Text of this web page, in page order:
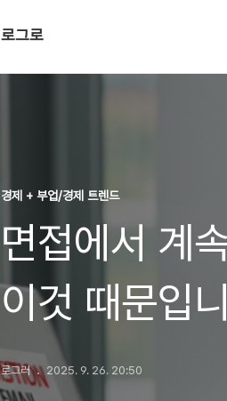
로그로
경제 + 부업/경제 트렌드
면접에서 계
이것 때문입
로그러 2025. 9. 26. 20:50